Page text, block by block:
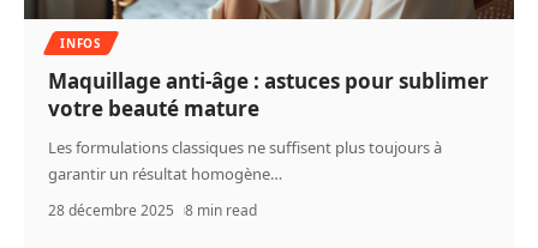
INFOS
Maquillage anti-âge : astuces pour sublimer
votre beauté mature
Les formulations classiques ne suffisent plus toujours à
garantir un résultat homogène…
28 décembre 2025 8 min read